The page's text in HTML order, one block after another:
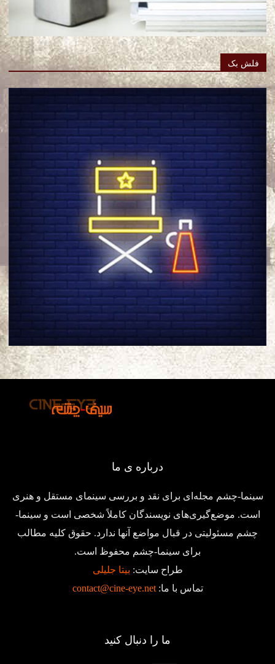
فلش بک
درباره ی ما
سینما-چشم مجله‌ای برای نقد و بررسی سینمای مستقل و هنری
است. موضع‌گیری‌های نویسندگان کاملاً شخصی است و سینما-
چشم مسئولیتی در قبال مواضع آنها ندارد. حقوق کلیه مطالب
برای سینما-چشم محفوظ است.
طراح سایت: بیتا جلیلی
تماس با ما:contact@cine-eye.net
ما را دنبال کنید